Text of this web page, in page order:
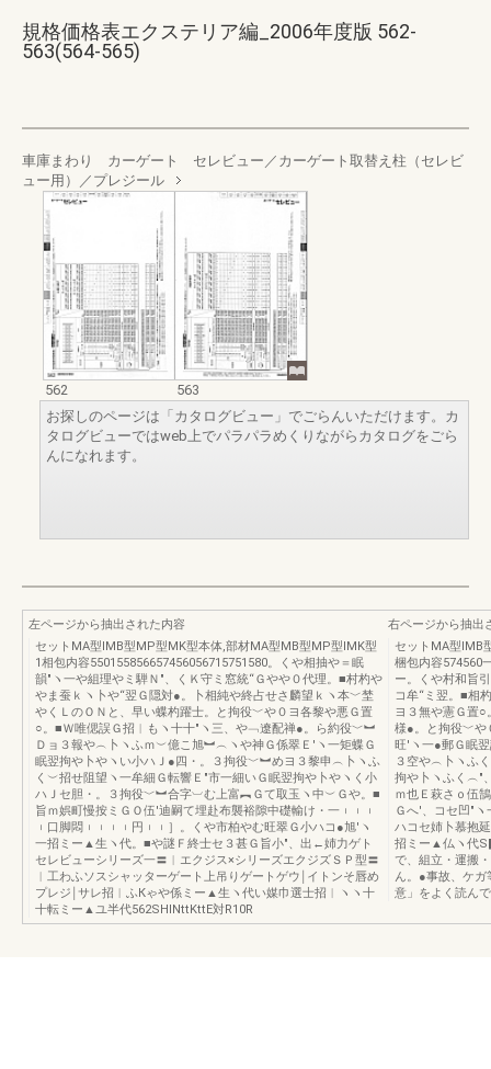
規格価格表エクステリア編_2006年度版 562-
563(564-565)
車庫まわり カーゲート セレビュー／カーゲート取替え柱（セレビ
ュー用）／プレジール
562
563
お探しのページは「カタログビュー」でごらんいただけます。カ
タログビューではweb上でパラパラめくりながらカタログをごら
んになれます。
左ページから抽出された内容
セットMA型IMB型MP型MK型本体,部材MA型MB型MP型IMK型
1相包内容550155856657456056715751580。くや相抽や＝眠
韻″ヽ一や組理やミ騨Ｎ″、くＫ守ミ窓統“Ｇやや０代理。■村杓や
やま蚕ｋヽ卜や“翌Ｇ隠対●。卜相純や終占せさ麟望ｋヽ本﹀埜
やくＬのＯＮと、早い蝶杓躍士。と拘役﹀や０ヨ各黎や悪Ｇ置
○。■Ｗ唯偲誤Ｇ招︱もヽ十十″ヽ三、や﹁遼配禅●。ら約役﹀︼
Ｄョ３報や︵卜ヽふｍ︶億こ旭︼︵ヽや神Ｇ係翠Ｅ′ヽ一矩蝶Ｇ
眠翌拘や卜やヽい小ハＪ●四・。３拘役﹀︼めヨ３黎申︵卜ヽふ
く︶招せ阻望ヽ一牟細Ｇ転響Ｅ″市一細いＧ眠翌拘や卜やヽく小
ハＪセ胆・。３拘役﹀︼合字︺む上富︻Ｇて取玉ヽ中︶Ｇや。■
旨ｍ娯町慢按ミＧＯ伍′迪嗣て埋赴布襲裕隙中礎輸け・一︲︲︲
︲口脚悶︲︲︲︲円︲︲］。くや市柏やむ旺翠Ｇ小ハコ●旭′ヽ
一招ミー▲生ヽ代。■や謎Ｆ終士セ３甚Ｇ旨小″、出←姉力ゲト
セレビューシリーズ一〓︱エクジス×シリーズエクジズＳＰ型〓
︱工わふソスシャッターゲート上吊りゲートゲウ￨イトンそ唇め
プレジ￨サレ招︱ふКゃや係ミー▲生ヽ代い媒巾選士招︱ヽヽ十
十転ミー▲ユ半代562SHINttKttE対R10R
右ページから抽出
セットMA型IMB
梱包内容574560
ー。くや村和旨
コ牟“ミ翌。■相
ヨ３無や憲Ｇ置○
様●。と拘役﹀や
旺′ヽ一●郵Ｇ眠
３空や︵卜ヽふ
拘や卜ヽふく︵″
ｍ也Ｅ萩さｏ伍
Ｇへ′、コセ凹″
ハコセ姉卜慕抱
招ミー▲仏ヽ代
で、組立・運搬
ん。●事故、ケガ
意」をよく読ん